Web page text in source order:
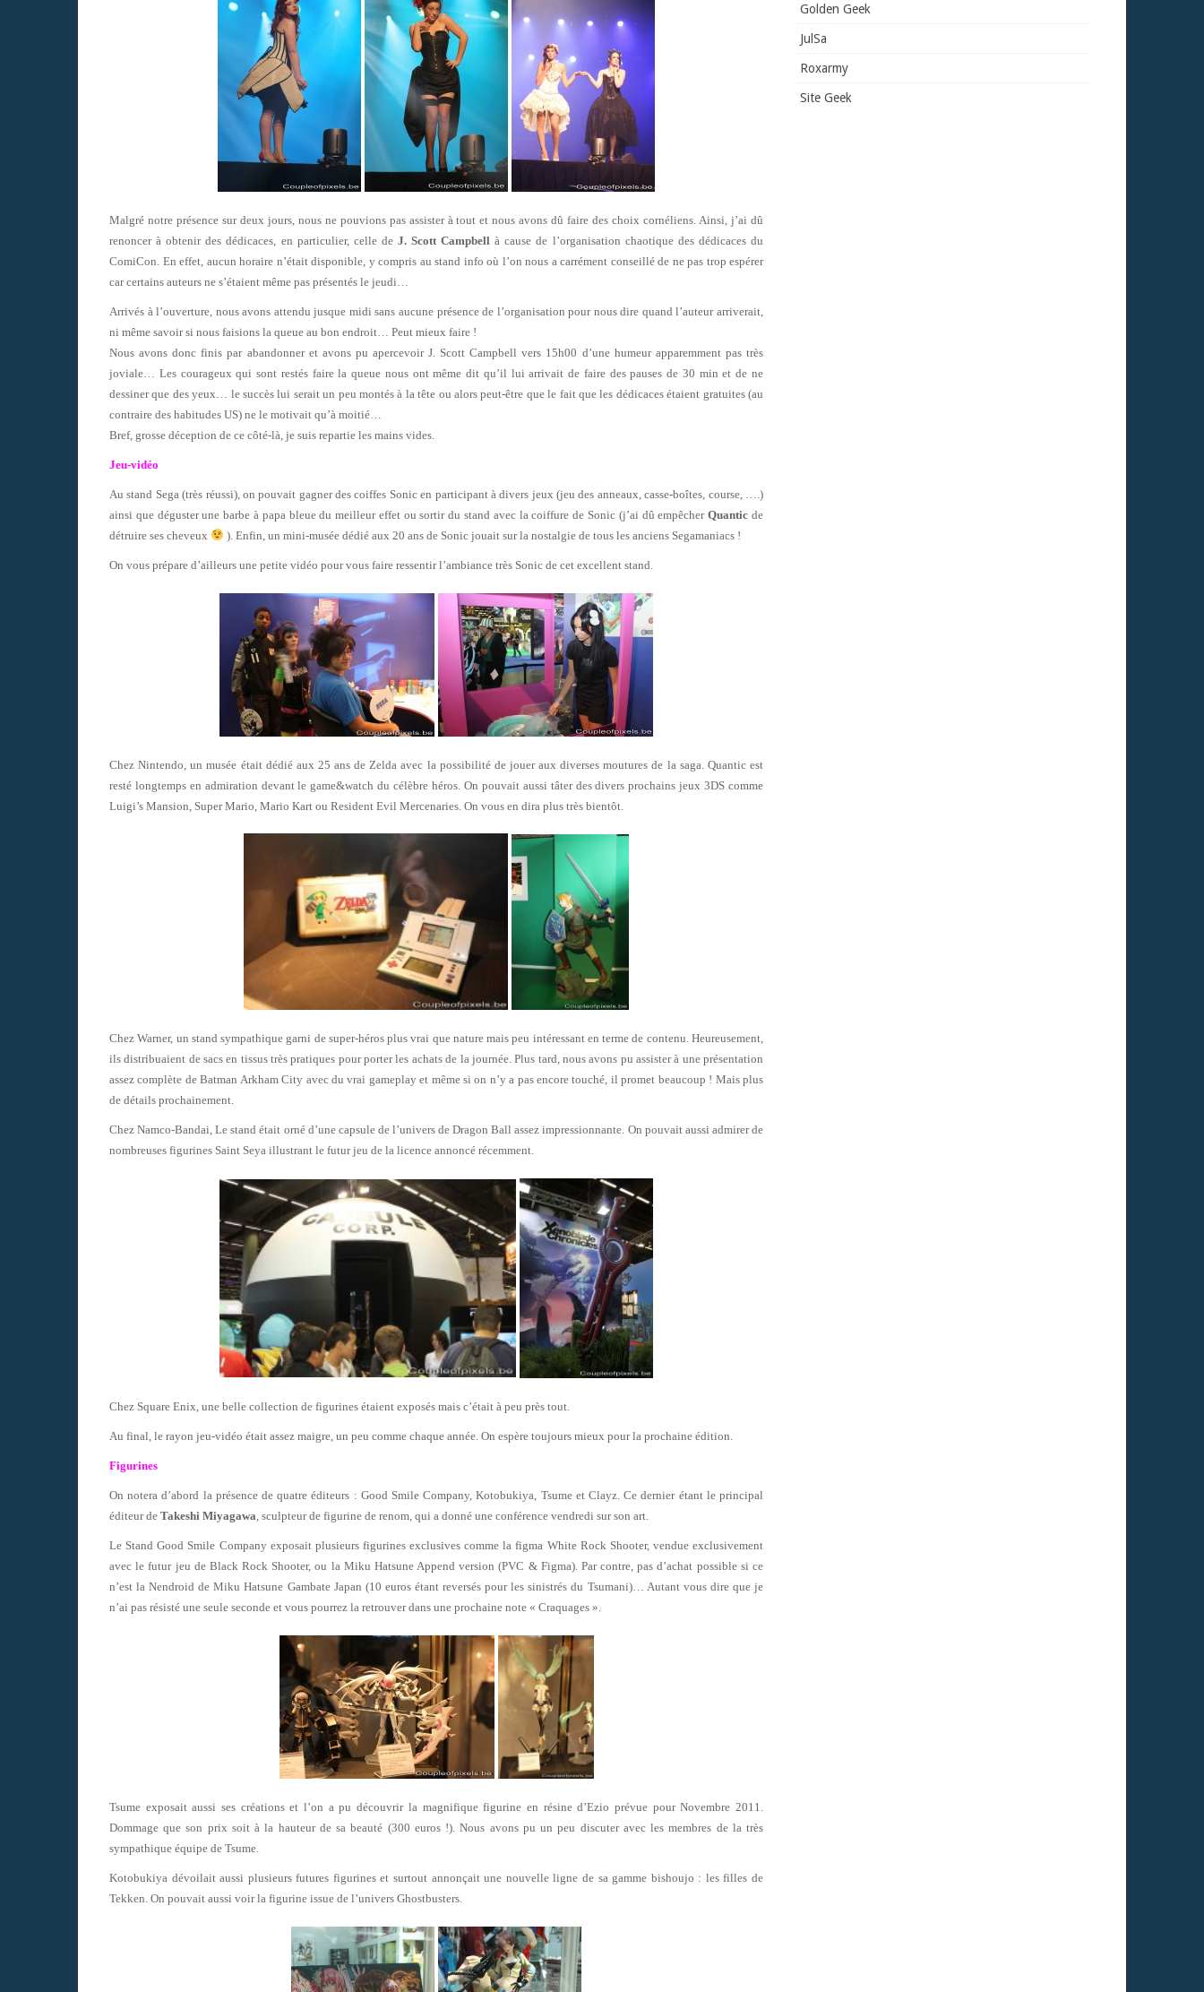
Malgré notre présence sur deux jours, nous ne pouvions pas assister à tout et nous avons dû faire des choix cornéliens. Ainsi, j’ai dû
renoncer à obtenir des dédicaces, en particulier, celle de J. Scott Campbell à cause de l’organisation chaotique des dédicaces du
ComiCon. En effet, aucun horaire n’était disponible, y compris au stand info où l’on nous a carrément conseillé de ne pas trop espérer
car certains auteurs ne s’étaient même pas présentés le jeudi…
Arrivés à l’ouverture, nous avons attendu jusque midi sans aucune présence de l’organisation pour nous dire quand l’auteur arriverait,
ni même savoir si nous faisions la queue au bon endroit… Peut mieux faire !
Nous avons donc finis par abandonner et avons pu apercevoir J. Scott Campbell vers 15h00 d’une humeur apparemment pas très
joviale… Les courageux qui sont restés faire la queue nous ont même dit qu’il lui arrivait de faire des pauses de 30 min et de ne
dessiner que des yeux… le succès lui serait un peu montés à la tête ou alors peut-être que le fait que les dédicaces étaient gratuites (au
contraire des habitudes US) ne le motivait qu’à moitié…
Bref, grosse déception de ce côté-là, je suis repartie les mains vides.
Jeu-vidéo
Au stand Sega (très réussi), on pouvait gagner des coiffes Sonic en participant à divers jeux (jeu des anneaux, casse-boîtes, course, ….)
ainsi que déguster une barbe à papa bleue du meilleur effet ou sortir du stand avec la coiffure de Sonic (j’ai dû empêcherQuantic de
détruire ses cheveux
). Enfin, un mini-musée dédié aux 20 ans de Sonic jouait sur la nostalgie de tous les anciens Segamaniacs !
On vous prépare d’ailleurs une petite vidéo pour vous faire ressentir l’ambiance très Sonic de cet excellent stand.
Chez Nintendo, un musée était dédié aux 25 ans de Zelda avec la possibilité de jouer aux diverses moutures de la saga. Quantic est
resté longtemps en admiration devant le game&watch du célèbre héros. On pouvait aussi tâter des divers prochains jeux 3DS comme
Luigi’s Mansion, Super Mario, Mario Kart ou Resident Evil Mercenaries. On vous en dira plus très bientôt.
Chez Warner, un stand sympathique garni de super-héros plus vrai que nature mais peu intéressant en terme de contenu. Heureusement,
ils distribuaient de sacs en tissus très pratiques pour porter les achats de la journée. Plus tard, nous avons pu assister à une présentation
assez complète de Batman Arkham City avec du vrai gameplay et même si on n’y a pas encore touché, il promet beaucoup ! Mais plus
de détails prochainement.
Chez Namco-Bandai, Le stand était orné d’une capsule de l’univers de Dragon Ball assez impressionnante. On pouvait aussi admirer de
nombreuses figurines Saint Seya illustrant le futur jeu de la licence annoncé récemment.
Chez Square Enix, une belle collection de figurines étaient exposés mais c’était à peu près tout.
Au final, le rayon jeu-vidéo était assez maigre, un peu comme chaque année. On espère toujours mieux pour la prochaine édition.
Figurines
On notera d’abord la présence de quatre éditeurs : Good Smile Company, Kotobukiya, Tsume et Clayz. Ce dernier étant le principal
éditeur de Takeshi Miyagawa, sculpteur de figurine de renom, qui a donné une conférence vendredi sur son art.
Le Stand Good Smile Company exposait plusieurs figurines exclusives comme la figma White Rock Shooter, vendue exclusivement
avec le futur jeu de Black Rock Shooter, ou la Miku Hatsune Append version (PVC & Figma). Par contre, pas d’achat possible si ce
n’est la Nendroid de Miku Hatsune Gambate Japan (10 euros étant reversés pour les sinistrés du Tsumani)… Autant vous dire que je
n’ai pas résisté une seule seconde et vous pourrez la retrouver dans une prochaine note « Craquages ».
Tsume exposait aussi ses créations et l’on a pu découvrir la magnifique figurine en résine d’Ezio prévue pour Novembre 2011.
Dommage que son prix soit à la hauteur de sa beauté (300 euros !). Nous avons pu un peu discuter avec les membres de la très
sympathique équipe de Tsume.
Kotobukiya dévoilait aussi plusieurs futures figurines et surtout annonçait une nouvelle ligne de sa gamme bishoujo : les filles de
Tekken. On pouvait aussi voir la figurine issue de l’univers Ghostbusters.
Golden Geek
JulSa
Roxarmy
Site Geek